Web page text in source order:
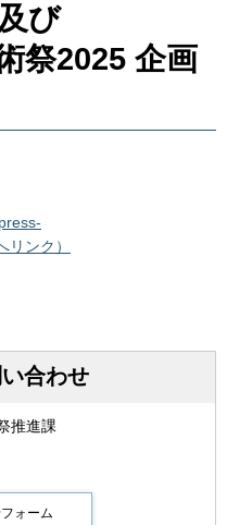
び
祭2025 企画
ンク）
合わせ
推進課